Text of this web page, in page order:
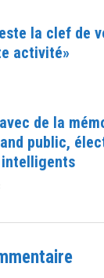
la clef de
activité»
de la
public,